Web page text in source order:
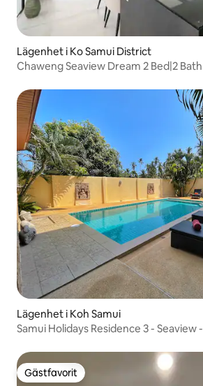
Lägenhet i Ko Samui District
Chaweng Seaview Dream 2 Bed|2
Lägenhet i Koh Samui
Samui Holidays Residence 3 - Seaview
Gästfavorit
Gästfavorit